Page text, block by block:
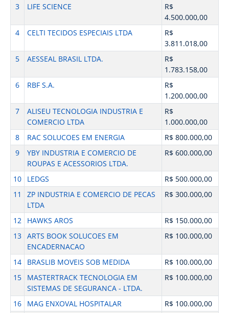
3 LIFE SCIENCE
R$
4.500.000,00
4
CELTI TECIDOS ESPECIAIS LTDA
R$
3.811.018,00
5
AESSEAL BRASIL LTDA.
R$
1.783.158,00
6
RBF S.A.
R$
1.200.000,00
7
ALISEU TECNOLOGIA INDUSTRIA E
COMERCIO LTDA
R$
1.000.000,00
8
RAC SOLUCOES EM ENERGIA
R$ 800.000,00
9
YBY INDUSTRIA E COMERCIO DE
ROUPAS E ACESSORIOS LTDA.
R$ 600.000,00
10 LEDGS
R$ 500.000,00
11
ZP INDUSTRIA E COMERCIO DE PECAS
LTDA
R$ 300.000,00
12 HAWKS AROS
R$ 150.000,00
13 ARTS BOOK SOLUCOES EM
ENCADERNACAO
R$ 100.000,00
14 BRASLIB MOVEIS SOB MEDIDA
R$ 100.000,00
15
MASTERTRACK TECNOLOGIA EM
SISTEMAS DE SEGURANCA - LTDA.
R$ 100.000,00
16 MAG ENXOVAL HOSPITALAR
R$ 100.000,00